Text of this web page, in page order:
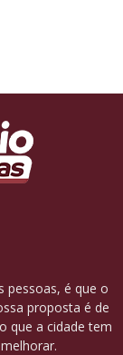
pessoas, é que o
proposta é de
que a cidade tem